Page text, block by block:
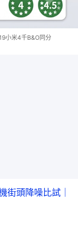
小米4千B&O同分
頭降噪比試｜